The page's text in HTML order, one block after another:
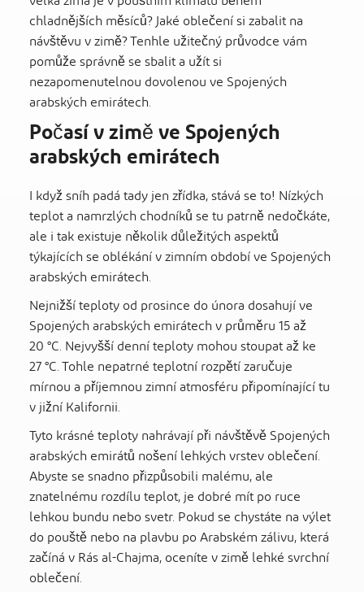
chladnějších měsíců? Jaké oblečení si zabalit na
návštěvu v zimě? Tenhle užitečný průvodce vám
pomůže správně se sbalit a užít si
nezapomenutelnou dovolenou ve Spojených
arabských emirátech.
Počasí v zimě ve Spojených
arabských emirátech
I když sníh padá tady jen zřídka, stává se to! Nízkých
teplot a namrzlých chodníků se tu patrně nedočkáte,
ale i tak existuje několik důležitých aspektů
týkajících se oblékání v zimním období ve Spojených
arabských emirátech.
Nejnižší teploty od prosince do února dosahují ve
Spojených arabských emirátech v průměru 15 až
20 °C. Nejvyšší denní teploty mohou stoupat až ke
27 °C. Tohle nepatrné teplotní rozpětí zaručuje
mírnou a příjemnou zimní atmosféru připomínající tu
v jižní Kalifornii.
Tyto krásné teploty nahrávají při návštěvě Spojených
arabských emirátů nošení lehkých vrstev oblečení.
Abyste se snadno přizpůsobili malému, ale
znatelnému rozdílu teplot, je dobré mít po ruce
lehkou bundu nebo svetr. Pokud se chystáte na výlet
do pouště nebo na plavbu po Arabském zálivu, která
začíná v Rás al-Chajma, oceníte v zimě lehké svrchní
oblečení.